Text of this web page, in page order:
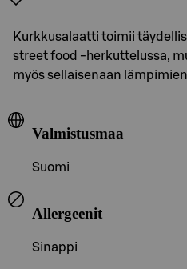
Kurkkusalaatti toimii
street food -herkuttelussa,
myös sellaisenaan
Valmistusmaa
Suomi
Allergeenit
Sinappi